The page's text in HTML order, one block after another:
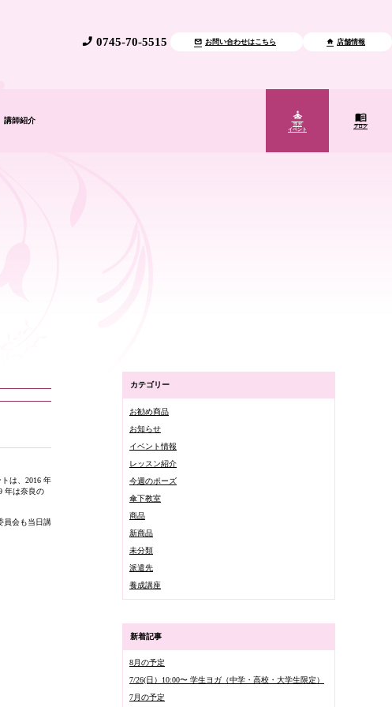
0745-70-5515 お問い合わせはこちら 店舗情報
講師紹介
ヨガ
イベント
ブログ
は、2016 年
年は奈良の
員会も当日講
カテゴリー
お勧め商品
お知らせ
イベント情報
レッスン紹介
今週のポーズ
傘下教室
商品
新商品
未分類
派遣先
養成講座
新着記事
8月の予定
7/26(日）10:00〜 学生ヨガ（中学・高校・大学生限定）
7月の予定